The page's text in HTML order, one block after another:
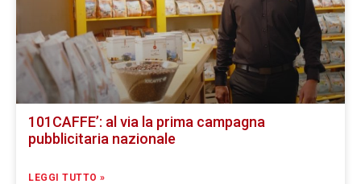
101CAFFE’: al via la prima campagna
pubblicitaria nazionale
LEGGI TUTTO »